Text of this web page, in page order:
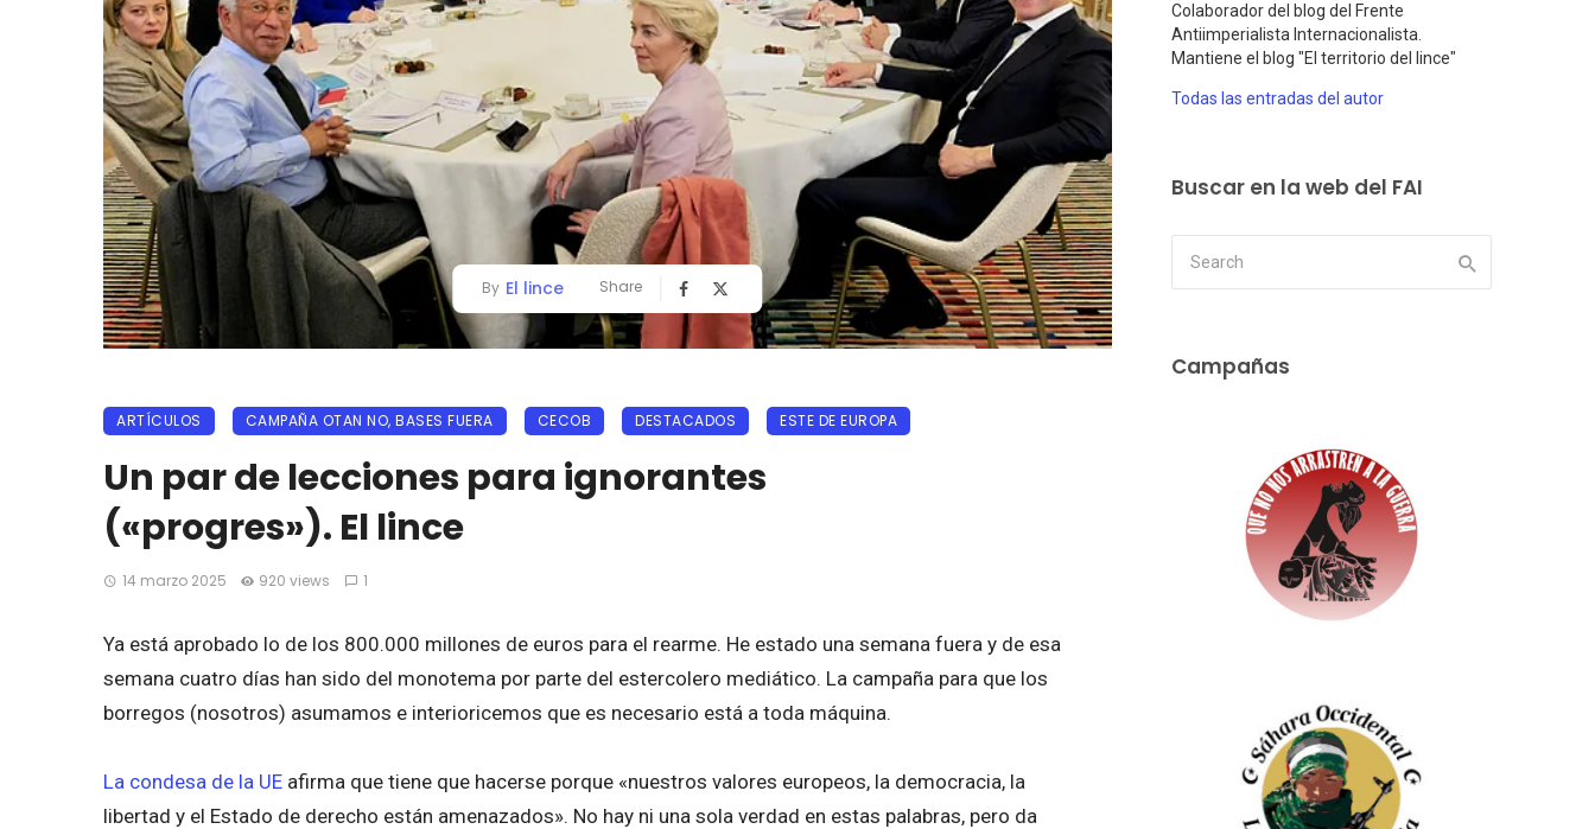
By El lince Share
ARTÍCULOS CAMPAÑA OTAN NO, BASES FUERA CECOB DESTACADOS ESTE DE EUROPA
Un par de lecciones para ignorantes
(«progres»). El lince
14 marzo 2025 920 views 1
Ya está aprobado lo de los 800.000 millones de euros para el rearme. He estado una semana fuera y de esa
semana cuatro días han sido del monotema por parte del estercolero mediático. La campaña para que los
borregos (nosotros) asumamos e interioricemos que es necesario está a toda máquina.
La condesa de la UE afirma que tiene que hacerse porque «nuestros valores europeos, la democracia, la
libertad y el Estado de derecho están amenazados». No hay ni una sola verdad en estas palabras, pero da
Colaborador del blog del Frente
Antiimperialista Internacionalista.
Mantiene el blog "El territorio del lince"
Todas las entradas del autor
Buscar en la web del FAI
Campañas